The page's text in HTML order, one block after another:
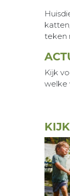
teken
Kijk
welke